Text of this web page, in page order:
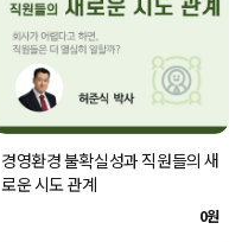
경영환경 불확실성과 직원들의 새
로운 시도 관계
0원